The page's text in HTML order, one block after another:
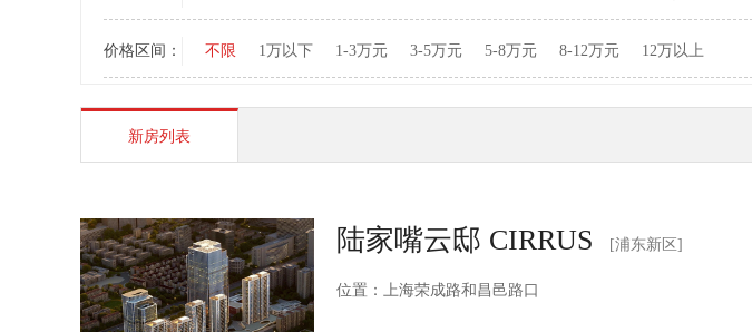
价格区间： 不限 1万以下 1-3万元 3-5万元 5-8万元 8-12万元 12万以上
新房列表
陆家嘴云邸 CIRRUS [浦东新区]
位置：上海荣成路和昌邑路口